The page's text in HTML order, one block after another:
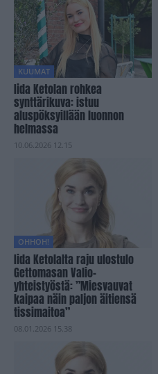
KUUMAT
Iida Ketolan rohkea
synttärikuva: istuu
aluspöksyillään luonnon
helmassa
10.06.2026 12.15
OHHOH!
Iida Ketolalta raju ulostulo
Gettomasan Valio-
yhteistyöstä: ”Miesvauvat
kaipaa näin paljon äitiensä
tissimaitoa”
08.01.2026 15.38